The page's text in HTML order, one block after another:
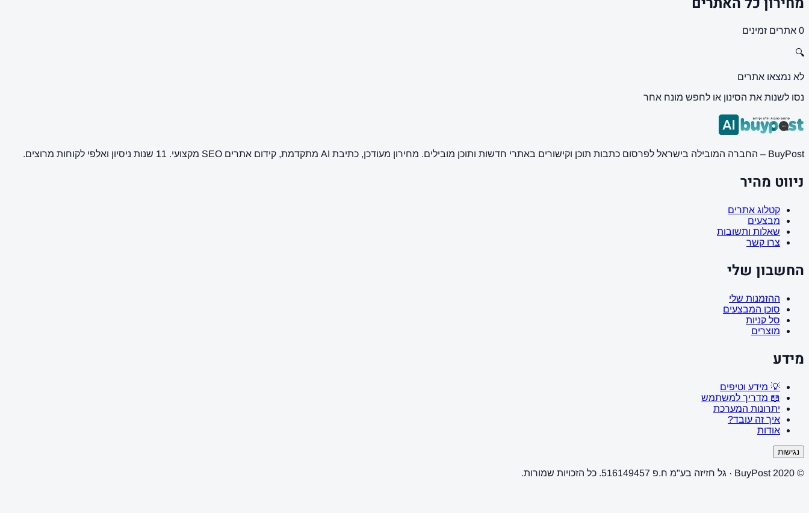
0 אתרים זמינים
🔍
לא נמצאו אתרים
נסו לשנות את הסינון או לחפש מונח אחר
BuyPost – החברה המובילה בישראל לפרסום כתבות תוכן וקישורים באתרי חדשות ותוכן מובילים. מחירון מעודכן, כתיבת AI מתקדמת, קידום אתרים SEO מקצועי. 11 שנות ניסיון ואלפי לקוחות מרוצים.
ניווט מהיר
קטלוג אתרים
מבצעים
שאלות ותשובות
צרו קשר
החשבון שלי
ההזמנות שלי
סוכן המבצעים
סל קניות
מוצרים
מידע
💡 מידע וטיפים
📖 מדריך למשתמש
יתרונות המערכת
איך זה עובד?
אודות
נגישות
© 2020 BuyPost · גל חזיזה בע"מ ח.פ 516149457. כל הזכויות שמורות.